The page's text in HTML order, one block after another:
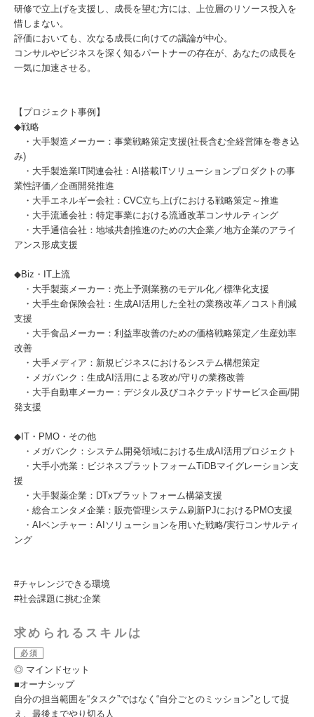
研修で立上げを支援し、成長を望む方には、上位層のリソース投入を
惜しまない。
評価においても、次なる成長に向けての議論が中心。
コンサルやビジネスを深く知るパートナーの存在が、あなたの成長を
一気に加速させる。
【プロジェクト事例】
◆戦略
・大手製造メーカー：事業戦略策定支援(社長含む全経営陣を巻き込
み)
・大手製造業IT関連会社：AI搭載ITソリューションプロダクトの事
業性評価／企画開発推進
・大手エネルギー会社：CVC立ち上げにおける戦略策定～推進
・大手流通会社：特定事業における流通改革コンサルティング
・大手通信会社：地域共創推進のための大企業／地方企業のアライ
アンス形成支援
◆Biz・IT上流
・大手製薬メーカー：売上予測業務のモデル化／標準化支援
・大手生命保険会社：生成AI活用した全社の業務改革／コスト削減
支援
・大手食品メーカー：利益率改善のための価格戦略策定／生産効率
改善
・大手メディア：新規ビジネスにおけるシステム構想策定
・メガバンク：生成AI活用による攻め/守りの業務改善
・大手自動車メーカー：デジタル及びコネクテッドサービス企画/開
発支援​
◆IT・PMO・その他
・メガバンク：システム開発領域における生成AI活用プロジェクト
・大手小売業：ビジネスプラットフォームTiDBマイグレーション支
援
・大手製薬企業：DTxプラットフォーム構築支援
・総合エンタメ企業：販売管理システム刷新PJにおけるPMO支援
・AIベンチャー：AIソリューションを用いた戦略/実行コンサルティ
ング
#チャレンジできる環境
#社会課題に挑む企業
求められるスキルは
必須
◎ マインドセット
■オーナシップ
自分の担当範囲を“タスク”ではなく“自分ごとのミッション”として捉
え、最後までやり切る人